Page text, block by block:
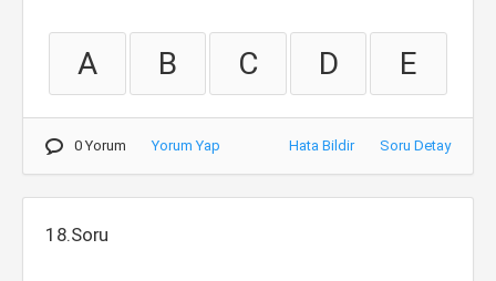
A B C D E
0 Yorum Yorum Yap Hata Bildir Soru Detay
18.Soru